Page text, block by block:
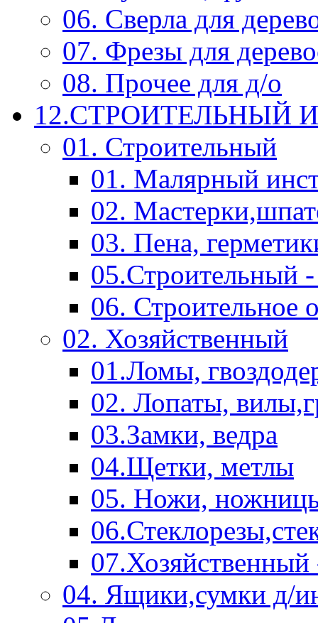
06. Сверла для
07. Фрезы для
08. Прочее для д/о
12.СТРОИТЕЛЬНЫЙ
01. Строительный
01. Малярный
02.
03. Пена,
05.Строительный
06. Строительное
02. Хозяйственный
01.Ломы,
02. Лопаты,
03.Замки, ведра
04.Щетки, метлы
05. Ножи,
07.Хозяйственный
04. Ящики,сумки д/